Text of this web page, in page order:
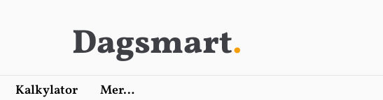
Dagsmart.
Kalkylator Mer…